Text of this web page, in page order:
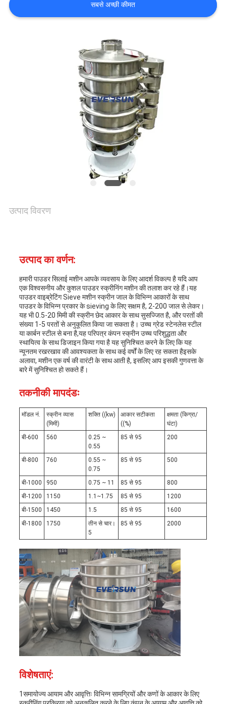
एक
सबसे अच्छी कीमत
उत्पाद विवरण
उत्पाद का वर्णन:
हमारी पाउडर सिलाई मशीन आपके व्यवसाय के लिए आदर्श विकल्प है यदि आप
एक विश्वसनीय और कुशल पाउडर स्क्रीनिंग मशीन की तलाश कर रहे हैं।यह
पाउडर वाइब्रेटिंग Sieve मशीन स्क्रीन जाल के विभिन्न आकारों के साथ
पाउडर के विभिन्न प्रकार के sieving के लिए सक्षम है, 2-200 जाल से लेकर।
यह भी 0.5-20 मिमी की स्क्रीन छेद आकार के साथ सुसज्जित है, और परतों की
संख्या 1-5 परतों से अनुकूलित किया जा सकता है। उच्च ग्रेड स्टेनलेस स्टील
या कार्बन स्टील से बना है,यह परिपत्र कंपन स्क्रीन उच्च परिशुद्धता और
स्थायित्व के साथ डिजाइन किया गया है यह सुनिश्चित करने के लिए कि यह
न्यूनतम रखरखाव की आवश्यकता के साथ कई वर्षों के लिए रह सकता हैइसके
अलावा, मशीन एक वर्ष की वारंटी के साथ आती है, इसलिए आप इसकी गुणवत्ता के
बारे में सुनिश्चित हो सकते हैं।
तकनीकी मापदंडः
मॉडल नं.
स्क्रीन व्यास
(मिमी)
शक्ति ((kw)
आकार सटीकता
((%)
क्षमता (किग्रा/
घंटा)
बी-600
560
0.25 ~
0.55
85 से 95 200
बी-800 760
0.55 ~
0.75
85 से 95 500
बी-1000 950 0.75 ~ 11 85 से 95
800
बी-1200
1150 1.1~1.75 85 से 95
1200
बी-1500
1450 1.5 85 से 95
1600
बी-1800
1750
तीन से चार।
5
85 से 95 2000
विशेषताएं:
1समायोज्य आयाम और आवृत्तिः विभिन्न सामग्रियों और कणों के आकार के लिए